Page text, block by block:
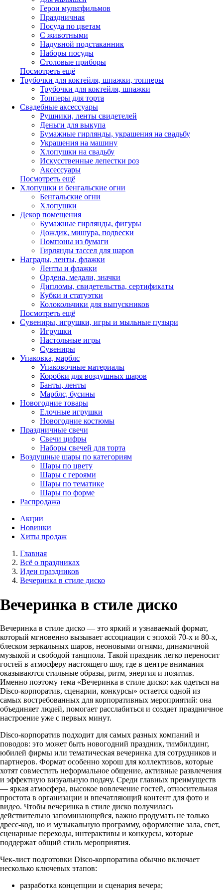
Герои мультфильмов
Праздничная
Посуда по цветам
С животными
Надувной подстаканник
Наборы посуды
Столовые приборы
Посмотреть ещё
Трубочки для коктейля, шпажки, топперы
Трубочки для коктейля, шпажки
Топперы для торта
Свадебные аксессуары
Рушники, ленты свидетелей
Деньги для выкупа
Бумажные гирлянды, украшения на свадьбу
Украшения на машину
Хлопушки на свадьбу
Искусственные лепестки роз
Аксессуары
Посмотреть ещё
Хлопушки и бенгальские огни
Бенгальские огни
Хлопушки
Декор помещения
Бумажные гирлянды, фигуры
Дождик, мишура, подвески
Помпоны из бумаги
Гирлянды тассел для шаров
Награды, ленты, флажки
Ленты и флажки
Ордена, медали, значки
Дипломы, свидетельства, сертификаты
Кубки и статуэтки
Колокольчики для выпускников
Посмотреть ещё
Сувениры, игрушки, игры и мыльные пузыри
Игрушки
Настольные игры
Сувениры
Упаковка, марблс
Упаковочные материалы
Коробки для воздушных шаров
Банты, ленты
Марблс, бусины
Новогодние товары
Елочные игрушки
Новогодние костюмы
Праздничные свечи
Свечи цифры
Наборы свечей для торта
Воздушные шары по категориям
Шары по цвету
Шары с героями
Шары по тематике
Шары по форме
Распродажа
Акции
Новинки
Хиты продаж
Главная
Всё о праздниках
Идеи праздников
Вечеринка в стиле диско
Вечеринка в стиле диско
Вечеринка в стиле диско — это яркий и узнаваемый формат,
который мгновенно вызывает ассоциации с эпохой 70-х и 80-х,
блеском зеркальных шаров, неоновыми огнями, динамичной
музыкой и свободой танцпола. Такой праздник легко переносит
гостей в атмосферу настоящего шоу, где в центре внимания
оказываются стильные образы, ритм, энергия и позитив.
Именно поэтому тема «Вечеринка в стиле диско: как одеться на
Disco-корпоратив, сценарии, конкурсы» остается одной из
самых востребованных для корпоративных мероприятий: она
объединяет людей, помогает расслабиться и создает праздничное
настроение уже с первых минут.
Disco-корпоратив подходит для самых разных компаний и
поводов: это может быть новогодний праздник, тимбилдинг,
юбилей фирмы или тематическая вечеринка для сотрудников и
партнеров. Формат особенно хорош для коллективов, которые
хотят совместить неформальное общение, активные развлечения
и эффектную визуальную подачу. Среди главных преимуществ
— яркая атмосфера, высокое вовлечение гостей, относительная
простота в организации и впечатляющий контент для фото и
видео. Чтобы вечеринка в стиле диско получилась
действительно запоминающейся, важно продумать не только
дресс-код, но и музыкальную программу, оформление зала, свет,
сценарные переходы, интерактивы и конкурсы, которые
поддержат общий стиль мероприятия.
Чек-лист подготовки Disco-корпоратива обычно включает
несколько ключевых этапов:
разработка концепции и сценария вечера;